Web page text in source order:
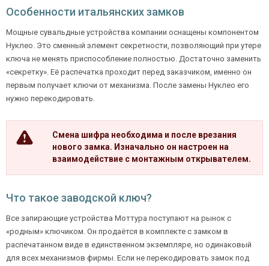
+7 (495) 409-24-70
Особенности итальянских замков
Мощные сувальдные устройства компании оснащены компонентом
Нуклео. Это сменный элемент секретности, позволяющий при утере
ключа не менять приспособление полностью. Достаточно заменить
«секретку». Её распечатка проходит перед заказчиком, именно он
первым получает ключи от механизма. После замены Нуклео его
нужно перекодировать.
Смена шифра необходима и после врезания
нового замка. Изначально он настроен на
взаимодействие с монтажным открывателем.
Что такое заводской ключ?
Все запирающие устройства Моттура поступают на рынок с
«родным» ключиком. Он продаётся в комплекте с замком в
распечатанном виде в единственном экземпляре, но одинаковый
для всех механизмов фирмы. Если не перекодировать замок под